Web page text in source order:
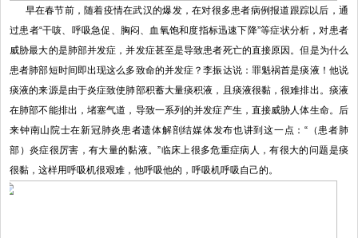
早在春节前，随着疫情在武汉的爆发，在对很多患者病例报道跟踪以后，通
过患者“干咳、呼吸急促、胸闷、血氧饱和度指标迅速下降”等症状分析，对患者
威胁最大的是肺部并发症，并发症甚至是导致患者死亡的直接原因。但是为什么
患者肺部短时间即出现这么多致命的并发症？李振达说：罪魁祸首是痰液！他说
痰液的来源是由于炎症致使肺部积蓄大量痰积液，且痰液很黏，很难排出。痰液
在肺部不能排出，堵塞气道，导致一系列的并发症产生，直接威胁人体生命。后
来钟南山院士在新冠肺炎患者遗体解剖结媒体发布也讲到这一点：“（患者肺
部）炎症很厉害，有大量的黏液。”临床上很多危重症病人，有很大的问题是痰
很黏，这样用呼吸机很艰难，他呼吸他的，呼吸机呼吸自己的。